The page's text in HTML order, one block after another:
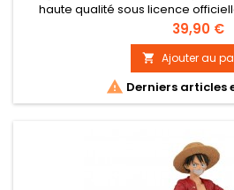
haute qualité sous licence
Record Collection Taille :
Prix
39,90 €
 Ajouter au
 Derniers articles